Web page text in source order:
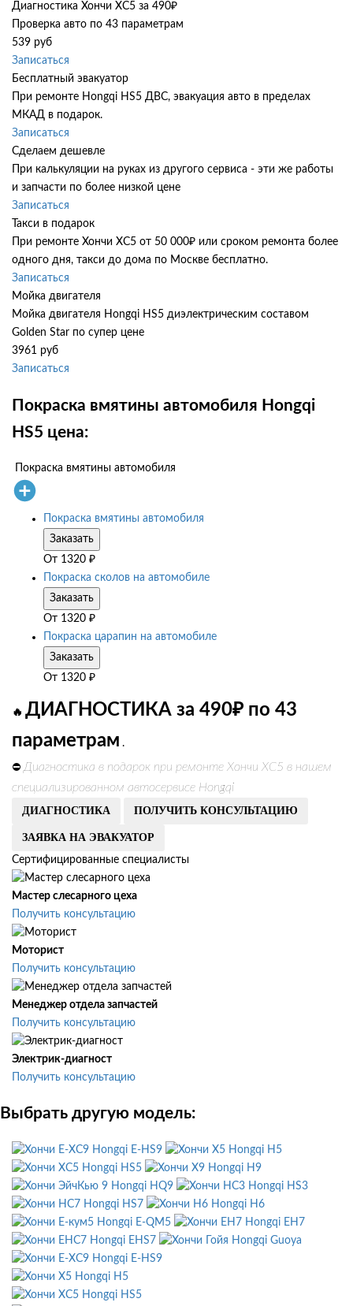
Диагностика Хончи ХС5 за 490₽
Проверка авто по 43 параметрам
539 руб
Записаться
Бесплатный эвакуатор
При ремонте Hongqi HS5 ДВС, эвакуация авто в пределах
МКАД в подарок.
Записаться
Сделаем дешевле
При калькуляции на руках из другого сервиса - эти же работы
и запчасти по более низкой цене
Записаться
Такси в подарок
При ремонте Хончи ХС5 от 50 000₽ или сроком ремонта более
одного дня, такси до дома по Москве бесплатно.
Записаться
Мойка двигателя
Мойка двигателя Hongqi HS5 диэлектрическим составом
Golden Star по супер цене
3961 руб
Записаться
Покраска вмятины автомобиля Hongqi
HS5 цена:
Покраска вмятины автомобиля
Покраска вмятины автомобиля
Заказать
От 1320 ₽
Покраска сколов на автомобиле
Заказать
От 1320 ₽
Покраска царапин на автомобиле
Заказать
От 1320 ₽
🔥 ДИАГНОСТИКА за 490₽ по 43
параметрам .
⛔ Диагностика в подарок при ремонте Хончи ХС5 в нашем
специализированном автосервисе Hongqi
ДИАГНОСТИКА ПОЛУЧИТЬ КОНСУЛЬТАЦИЮ
ЗАЯВКА НА ЭВАКУАТОР
Сертифицированные специалисты
Мастер слесарного цеха
Получить консультацию
Моторист
Получить консультацию
Менеджер отдела запчастей
Получить консультацию
Электрик-диагност
Получить консультацию
Выбрать другую модель:
Hongqi E-HS9
Hongqi H5
Hongqi HS5
Hongqi H9
Hongqi HQ9
Hongqi HS3
Hongqi HS7
Hongqi H6
Hongqi E-QM5
Hongqi EH7
Hongqi EHS7
Hongqi Guoya
Hongqi E-HS9
Hongqi H5
Hongqi HS5